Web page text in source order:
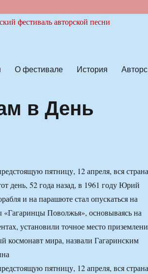
О фестивале История
в День
пятницу, 12 апреля, вся страна
день, 52 года назад, в 1961 году Юрий
и на парашюте стал опускаться на
Поволжья», основываясь на
установили точное место
космонавт мира, назвали Гагаринским
пятницу, 12 апреля, вся страна